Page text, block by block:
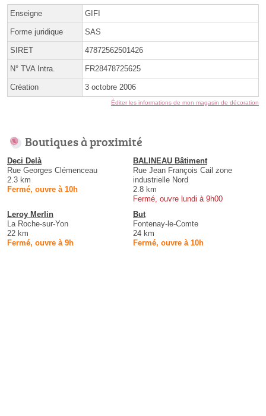
Enseigne GIFI
Forme juridique SAS
SIRET 47872562501426
N° TVA Intra. FR28478725625
Création 3 octobre 2006
Éditer les informations de mon magasin de décoration
Boutiques à proximité
Deci Delà
Rue Georges Clémenceau
2.3 km
Fermé, ouvre à 10h
BALINEAU Bâtiment
Rue Jean François Cail zone
industrielle Nord
2.8 km
Fermé, ouvre lundi à 9h00
Leroy Merlin
La Roche-sur-Yon
22 km
Fermé, ouvre à 9h
But
Fontenay-le-Comte
24 km
Fermé, ouvre à 10h